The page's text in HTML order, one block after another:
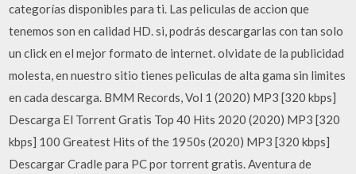
categorías disponibles para ti. Las peliculas de accion que
tenemos son en calidad HD. si, podrás descargarlas con tan solo
un click en el mejor formato de internet. olvidate de la publicidad
molesta, en nuestro sitio tienes peliculas de alta gama sin limites
en cada descarga. BMM Records, Vol 1 (2020) MP3 [320 kbps]
Descarga El Torrent Gratis Top 40 Hits 2020 (2020) MP3 [320
kbps] 100 Greatest Hits of the 1950s (2020) MP3 [320 kbps]
Descargar Cradle para PC por torrent gratis. Aventura de